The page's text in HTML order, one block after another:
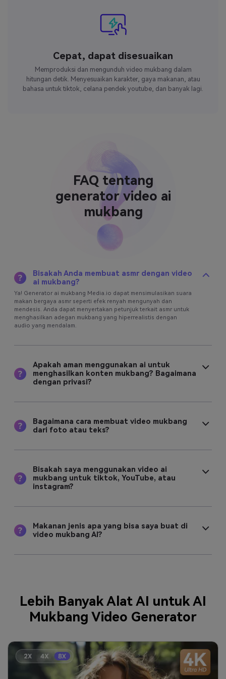
Cepat, dapat disesuaikan
Memproduksi dan mengunduh video mukbang dalam
hitungan detik. Menyesuaikan karakter, gaya makanan, atau
bahasa untuk tiktok, celana pendek youtube, dan banyak lagi.
FAQ tentang
generator video ai
mukbang
Bisakah Anda membuat asmr dengan video
ai mukbang?
Ya! Generator ai mukbang Media.io dapat mensimulasikan suara
makan bergaya asmr seperti efek renyah mengunyah dan
mendesis. Anda dapat menyertakan petunjuk terkait asmr untuk
menghasilkan adegan mukbang yang hiperrealistis dengan
audio yang mendalam.
Apakah aman menggunakan ai untuk
menghasilkan konten mukbang? Bagaimana
dengan privasi?
Bagaimana cara membuat video mukbang
dari foto atau teks?
Bisakah saya menggunakan video ai
mukbang untuk tiktok, YouTube, atau
instagram?
Makanan jenis apa yang bisa saya buat di
video mukbang AI?
Lebih Banyak Alat AI untuk AI
Mukbang Video Generator